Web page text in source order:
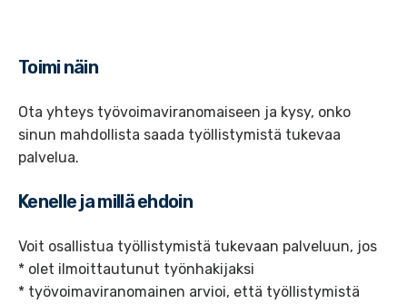
Toimi näin
Ota yhteys työvoimaviranomaiseen ja kysy, onko
sinun mahdollista saada työllistymistä tukevaa
palvelua.
Kenelle ja millä ehdoin
Voit osallistua työllistymistä tukevaan palveluun, jos
* olet ilmoittautunut työnhakijaksi
* työvoimaviranomainen arvioi, että työllistymistä